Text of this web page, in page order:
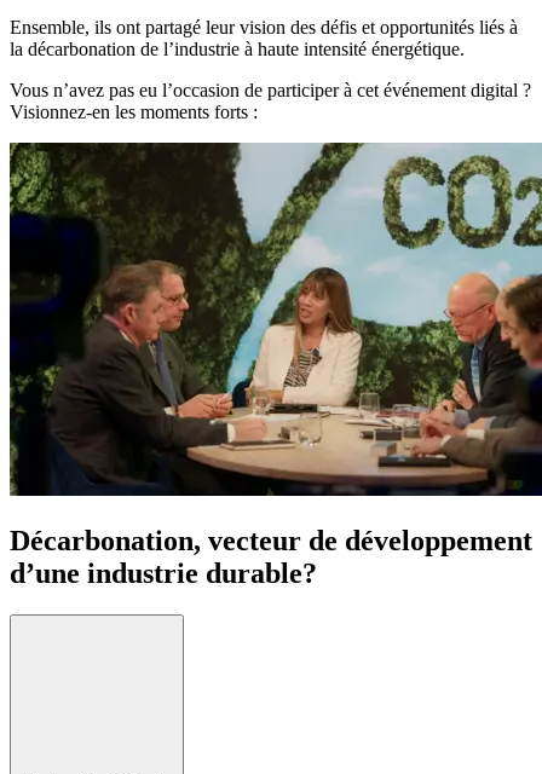
Ensemble, ils ont partagé leur vision des défis et opportunités liés à
la décarbonation de l’industrie à haute intensité énergétique.
Vous n’avez pas eu l’occasion de participer à cet événement digital ?
Visionnez-en les moments forts :
Décarbonation, vecteur de développement
d’une industrie durable?